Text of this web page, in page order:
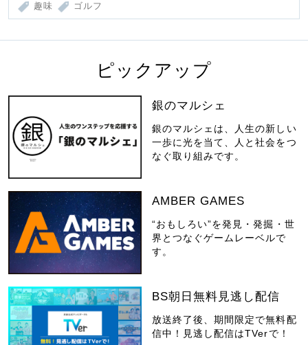
趣味 ゴルフ
ピックアップ
銀のマルシェ
銀のマルシェは、人生の新しい
一歩に光を当て、人と社会をつ
なぐ取り組みです。
AMBER GAMES
“おもしろい”を発見・発掘・世
界とつなぐゲームレーベルで
す。
BS朝日無料見逃し配信
放送終了後、期間限定で無料配
信中！見逃し配信はTVerで！